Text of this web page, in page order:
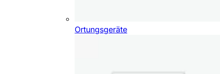
Ortungsgeräte